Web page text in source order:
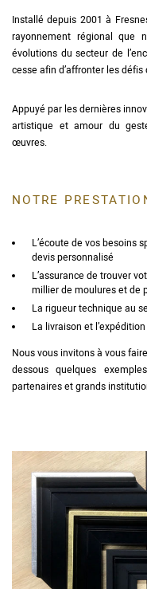
Installé depuis 2001 à
rayonnement régional que
évolutions du secteur de
cesse afin d’affronter les
Appuyé par les dernières
artistique et amour du
œuvres.
NOTRE
L’écoute de vos besoins
devis personnalisé
L’assurance de trouver
millier de moulures et de
La rigueur technique au
La livraison et
Nous vous invitons à vous
dessous quelques
partenaires et grands